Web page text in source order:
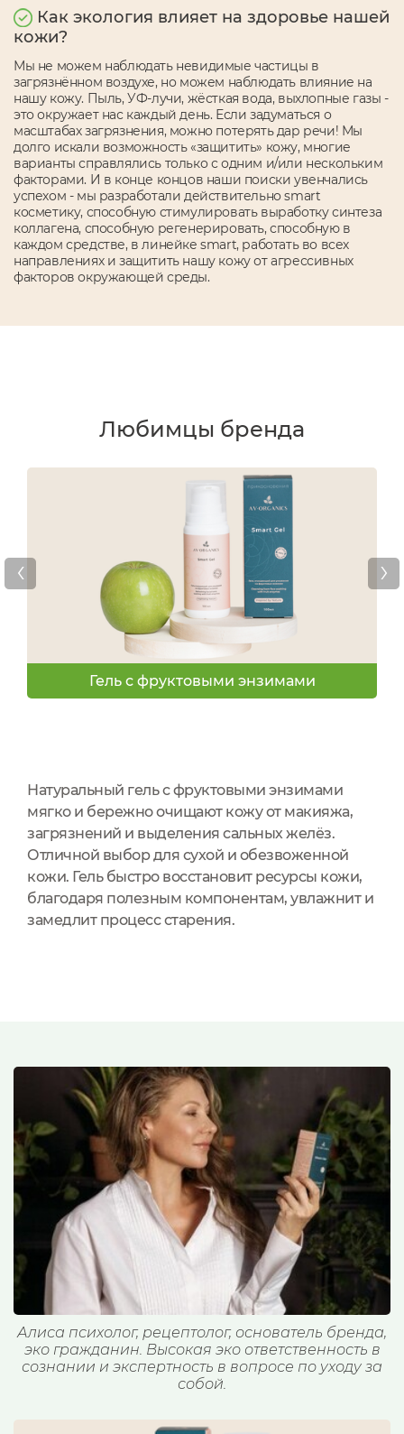
Как экология влияет на здоровье нашей
кожи?
Мы не можем наблюдать невидимые частицы в
загрязнённом воздухе, но можем наблюдать влияние на
нашу кожу. Пыль, УФ-лучи, жёсткая вода, выхлопные газы -
это окружает нас каждый день. Если задуматься о
масштабах загрязнения, можно потерять дар речи! Мы
долго искали возможность «защитить» кожу, многие
варианты справлялись только с одним и/или нескольким
факторами. И в конце концов наши поиски увенчались
успехом - мы разработали действительно smart
косметику, способную стимулировать выработку синтеза
коллагена, способную регенерировать, способную в
каждом средстве, в линейке smart, работать во всех
направлениях и защитить нашу кожу от агрессивных
факторов окружающей среды.
Любимцы бренда
›
‹
Гель с фруктовыми энзимами
Натуральный гель с фруктовыми энзимами
мягко и бережно очищают кожу от макияжа,
загрязнений и выделения сальных желёз.
Отличной выбор для сухой и обезвоженной
кожи. Гель быстро восстановит ресурсы кожи,
благодаря полезным компонентам, увлажнит и
замедлит процесс старения.
Алиса психолог, рецептолог, основатель бренда,
эко гражданин. Высокая эко ответственность в
сознании и экспертность в вопросе по уходу за
собой.